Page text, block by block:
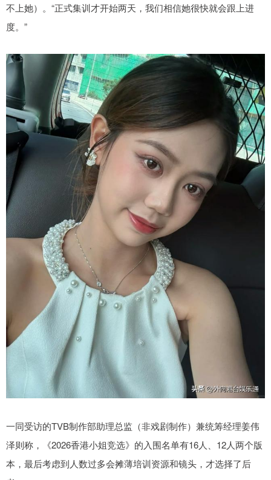
不上她）。“正式集训才开始两天，我们相信她很快就会跟上进
度。”
一同受访的TVB制作部助理总监（非戏剧制作）兼统筹经理姜伟
泽则称，《2026香港小姐竞选》的入围名单有16人、12人两个版
本，最后考虑到人数过多会摊薄培训资源和镜头，才选择了后